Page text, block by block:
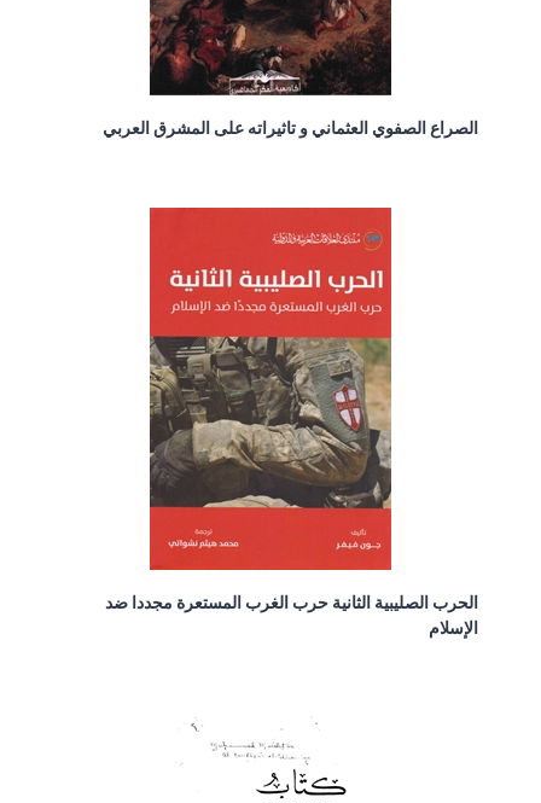
الصراع الصفوي العثماني و تاثيراته على المشرق العربي
الحرب الصليبية الثانية حرب الغرب المستعرة مجددا ضد
الإسلام